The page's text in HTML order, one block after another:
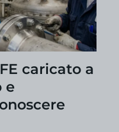
caricato a
e